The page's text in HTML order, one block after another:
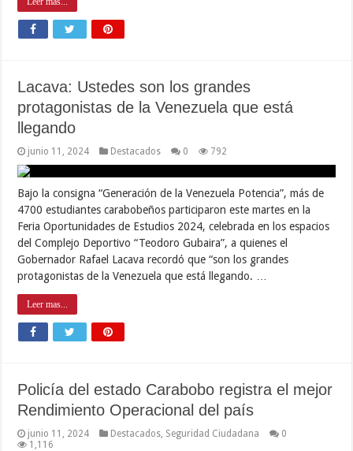
Lacava: Ustedes son los grandes
protagonistas de la Venezuela que está
llegando
junio 11, 2024 Destacados 0 792
Bajo la consigna “Generación de la Venezuela Potencia”, más de
4700 estudiantes carabobeños participaron este martes en la
Feria Oportunidades de Estudios 2024, celebrada en los espacios
del Complejo Deportivo “Teodoro Gubaira”, a quienes el
Gobernador Rafael Lacava recordó que “son los grandes
protagonistas de la Venezuela que está llegando. …
Leer mas...
Policía del estado Carabobo registra el mejor
Rendimiento Operacional del país
junio 11, 2024 Destacados Seguridad Ciudadana
0
1,116